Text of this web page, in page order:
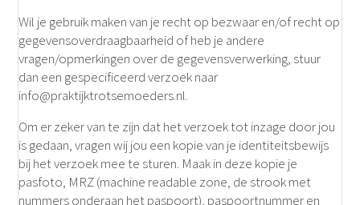
Wil je gebruik maken van je recht op bezwaar en/of recht op
gegevensoverdraagbaarheid of heb je andere
vragen/opmerkingen over de gegevensverwerking, stuur
dan een gespecificeerd verzoek naar
info@praktijktrotsemoeders.nl.
Om er zeker van te zijn dat het verzoek tot inzage door jou
is gedaan, vragen wij jou een kopie van je identiteitsbewijs
bij het verzoek mee te sturen. Maak in deze kopie je
pasfoto, MRZ (machine readable zone, de strook met
nummers onderaan het paspoort), paspoortnummer en